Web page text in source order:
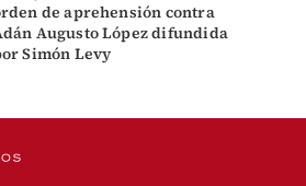
de aprehensión contra
Augusto López difundida
Simón Levy